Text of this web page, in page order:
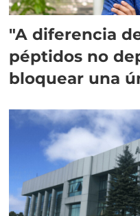
"A diferencia
péptidos no
bloquear una